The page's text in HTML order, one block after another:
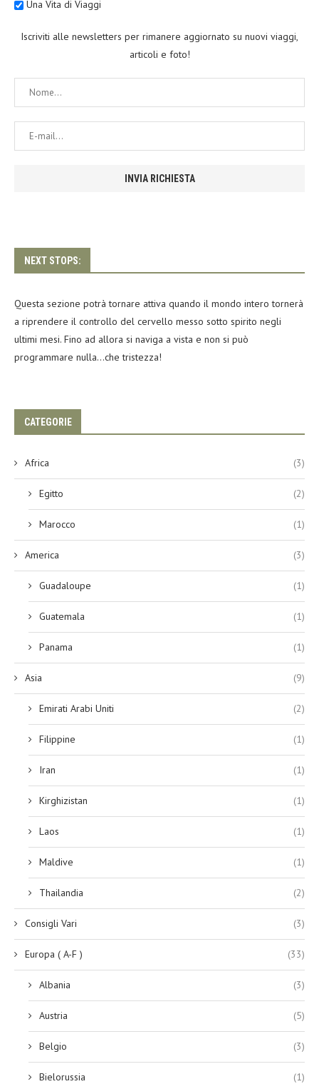
Una Vita di Viaggi
Iscriviti alle newsletters per rimanere aggiornato su nuovi viaggi,
articoli e foto!
NEXT STOPS:
Questa sezione potrà tornare attiva quando il mondo intero tornerà
a riprendere il controllo del cervello messo sotto spirito negli
ultimi mesi. Fino ad allora si naviga a vista e non si può
programmare nulla…che tristezza!
CATEGORIE
Africa (3)
Egitto (2)
Marocco (1)
America (3)
Guadaloupe (1)
Guatemala (1)
Panama (1)
Asia (9)
Emirati Arabi Uniti (2)
Filippine (1)
Iran (1)
Kirghizistan (1)
Laos (1)
Maldive (1)
Thailandia (2)
Consigli Vari (3)
Europa ( A-F ) (33)
Albania (3)
Austria (5)
Belgio (3)
Bielorussia (1)